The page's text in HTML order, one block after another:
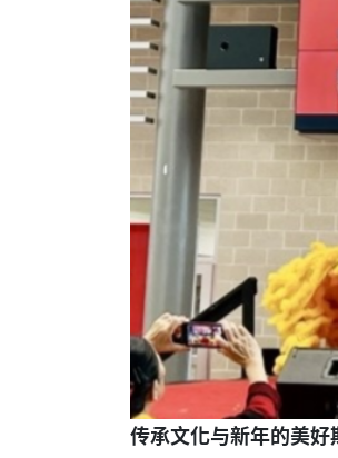
传承文化与新年的美好